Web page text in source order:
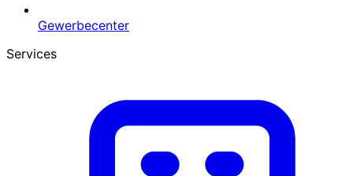
Gewerbecenter
Services